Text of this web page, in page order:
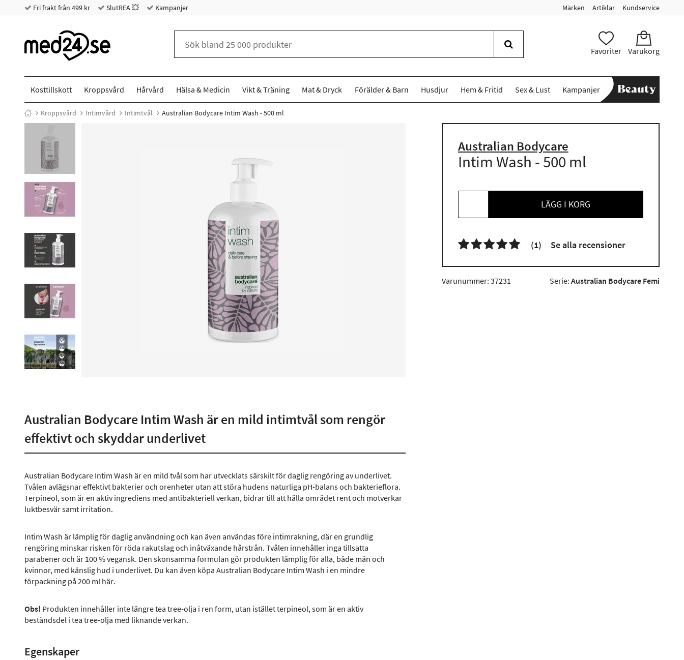
Fri frakt från 499 kr SlutREA 💥 Kampanjer Märken Artiklar Kundservice
Favoriter Varukorg
Kosttillskott Kroppsvård Hårvård Hälsa & Medicin Vikt & Träning Mat & Dryck Förälder & Barn Husdjur Hem & Fritid Sex & Lust Kampanjer
Kroppsvård Intimvård Intimtvål Australian Bodycare Intim Wash - 500 ml
Australian Bodycare
Intim Wash - 500 ml
LÄGG I KORG
 (1) Se alla recensioner
Varunummer: 37231 Serie: Australian Bodycare Femi
Australian Bodycare Intim Wash är en mild intimtvål som rengör
effektivt och skyddar underlivet
Australian Bodycare Intim Wash är en mild tvål som har utvecklats särskilt för daglig rengöring av underlivet.
Tvålen avlägsnar effektivt bakterier och orenheter utan att störa hudens naturliga pH-balans och bakterieflora.
Terpineol, som är en aktiv ingrediens med antibakteriell verkan, bidrar till att hålla området rent och motverkar
luktbesvär samt irritation.
Intim Wash är lämplig för daglig användning och kan även användas före intimrakning, där en grundlig
rengöring minskar risken för röda rakutslag och inåtväxande hårstrån. Tvålen innehåller inga tillsatta
parabener och är 100 % vegansk. Den skonsamma formulan gör produkten lämplig för alla, både män och
kvinnor, med känslig hud i underlivet. Du kan även köpa Australian Bodycare Intim Wash i en mindre
förpackning på 200 ml här.
Obs! Produkten innehåller inte längre tea tree-olja i ren form, utan istället terpineol, som är en aktiv
beståndsdel i tea tree-olja med liknande verkan.
Egenskaper